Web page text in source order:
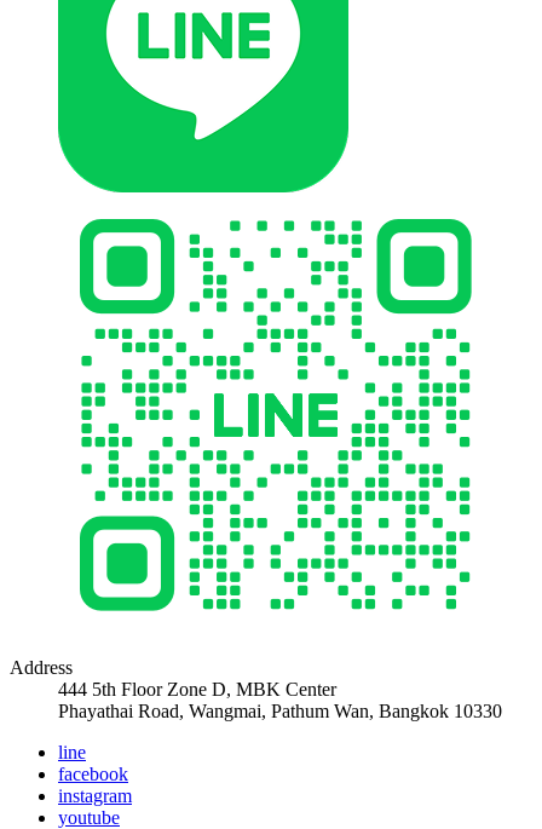
Address
444 5th Floor Zone D, MBK Center
Phayathai Road, Wangmai, Pathum Wan, Bangkok 10330
line
facebook
instagram
youtube